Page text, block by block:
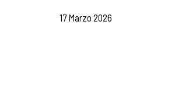
17 Marzo 2026